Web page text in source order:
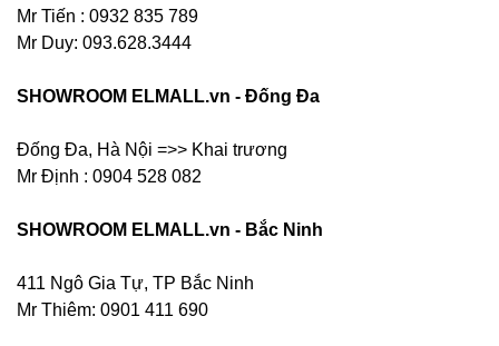
Mr Tiến : 0932 835 789
Mr Duy: 093.628.3444
SHOWROOM ELMALL.vn - Đống Đa
Đống Đa, Hà Nội =>> Khai trương
Mr Định : 0904 528 082
SHOWROOM ELMALL.vn - Bắc Ninh
411 Ngô Gia Tự, TP Bắc Ninh
Mr Thiêm: 0901 411 690